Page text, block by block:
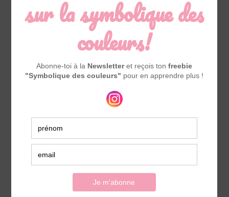
Suivez-nous sur Instagram